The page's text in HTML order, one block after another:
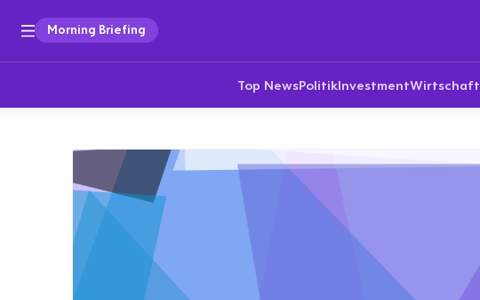
Morning Briefing
Top NewsPolitikInvestmentWirtschaft